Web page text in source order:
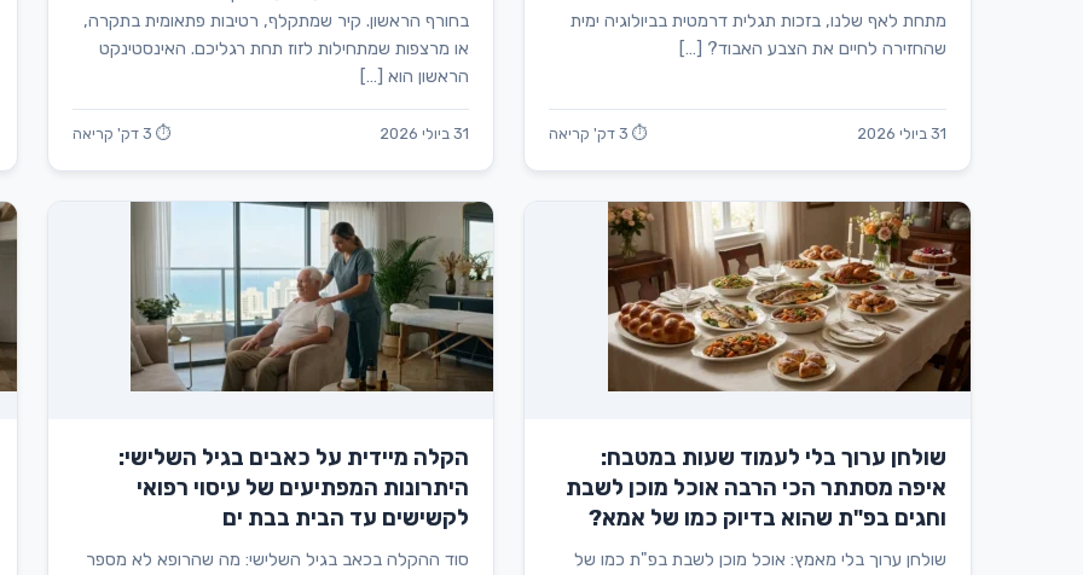
מתחת לאף שלנו, בזכות תגלית דרמטית בביולוגיה ימית
שהחזירה לחיים את הצבע האבוד? […]
31 ביולי 2026 ⏱ 3 דק' קריאה
בחורף הראשון. קיר שמתקלף, רטיבות פתאומית בתקרה,
או מרצפות שמתחילות לזוז תחת רגליכם. האינסטינקט
הראשון הוא […]
31 ביולי 2026 ⏱ 3 דק' קריאה
שולחן ערוך בלי לעמוד שעות במטבח:
איפה מסתתר הכי הרבה אוכל מוכן לשבת
וחגים בפ"ת שהוא בדיוק כמו של אמא?
שולחן ערוך בלי מאמץ: אוכל מוכן לשבת בפ"ת כמו של
הקלה מיידית על כאבים בגיל השלישי:
היתרונות המפתיעים של עיסוי רפואי
לקשישים עד הבית בבת ים
סוד ההקלה בכאב בגיל השלישי: מה שהרופא לא מספר